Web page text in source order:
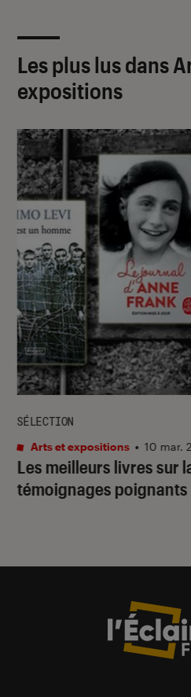
Les plus lus dans
expositions
Les meilleurs livres sur
témoignages poignants
SÉLECTION
Arts et expositions • 10 mar.